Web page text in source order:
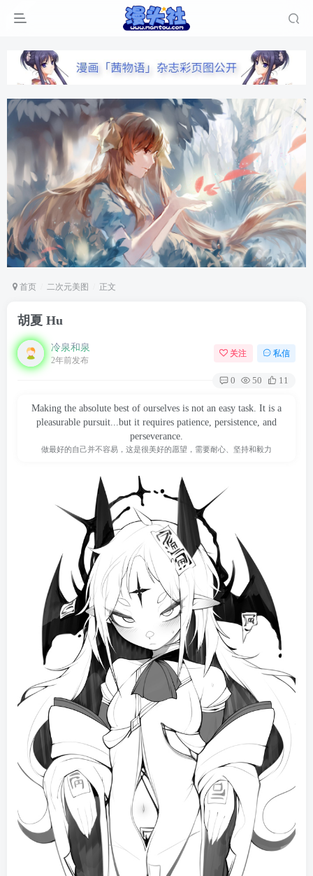
首页 二次元美图 正文
胡夏 Hu
冷泉和泉
2年前发布
关注 私信
0 50 11
Making the absolute best of ourselves is not an easy task. It is a
pleasurable pursuit...but it requires patience, persistence, and
perseverance.
做最好的自己并不容易，这是很美好的愿望，需要耐心、坚持和毅力